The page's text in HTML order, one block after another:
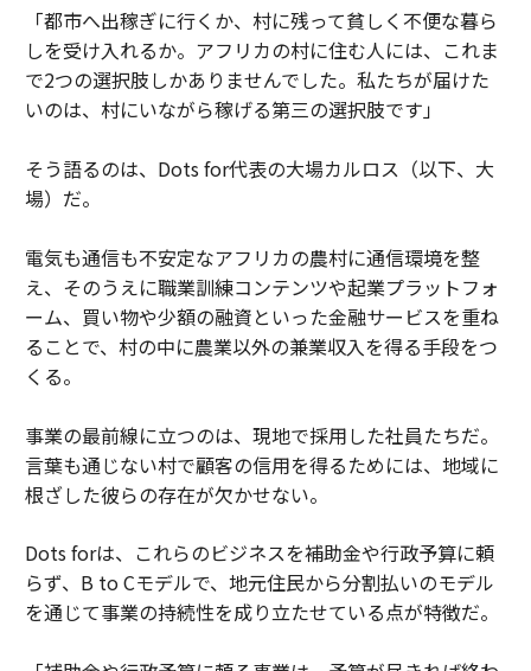
「都市へ出稼ぎに行くか、村に残って貧しく不便な暮ら
しを受け入れるか。アフリカの村に住む人には、これま
で2つの選択肢しかありませんでした。私たちが届けた
いのは、村にいながら稼げる第三の選択肢です」
そう語るのは、Dots for代表の大場カルロス（以下、大
場）だ。
電気も通信も不安定なアフリカの農村に通信環境を整
え、そのうえに職業訓練コンテンツや起業プラットフォ
ーム、買い物や少額の融資といった金融サービスを重ね
ることで、村の中に農業以外の兼業収入を得る手段をつ
くる。
事業の最前線に立つのは、現地で採用した社員たちだ。
言葉も通じない村で顧客の信用を得るためには、地域に
根ざした彼らの存在が欠かせない。
Dots forは、これらのビジネスを補助金や行政予算に頼
らず、B to Cモデルで、地元住民から分割払いのモデル
を通じて事業の持続性を成り立たせている点が特徴だ。